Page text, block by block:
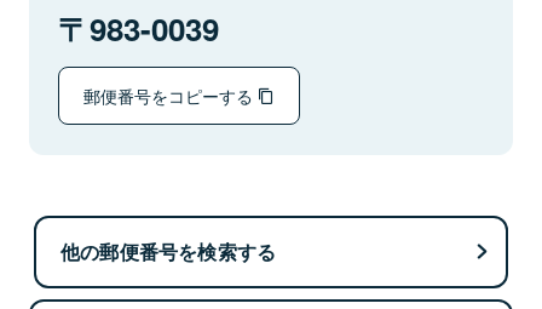
983-0039
郵便番号をコピーする
他の郵便番号を検索する